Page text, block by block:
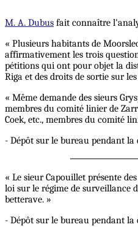
M. A. Dubus fait connaître
« Plusieurs habitants de
affirmativement les trois
pétitions qui ont pour objet la
Riga et des droits de sortie sur
« Même demande des sieurs
membres du comité linier de
Coek, etc., membres du comité
- Dépôt sur le bureau pendant la
« Le sieur Capouillet présente
loi sur le régime de surveillance
betterave. »
- Dépôt sur le bureau pendant la